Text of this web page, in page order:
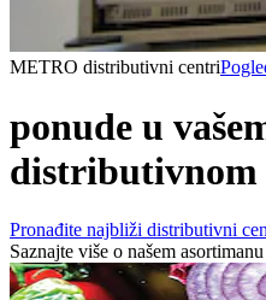
METRO distributivni centri
ponude u
distributivnom
Pronađite najbliži distributivni
Saznajte više o našem asortimanu